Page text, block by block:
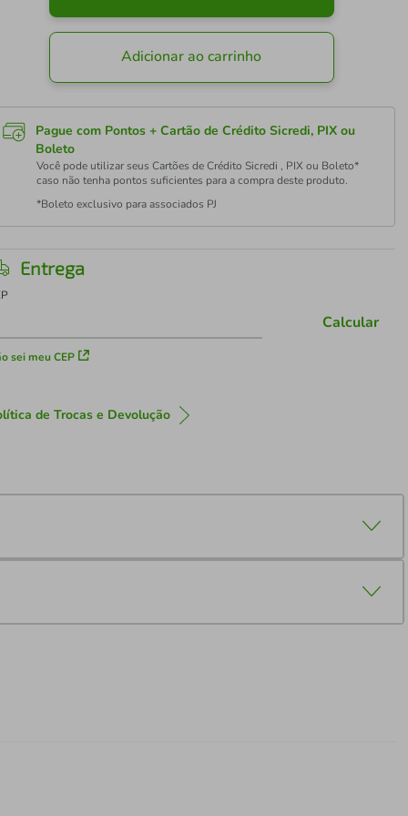
Adicionar ao carrinho
Pague com Pontos + Cartão de Crédito Sicredi, PIX ou
Boleto
Você pode utilizar seus Cartões de Crédito Sicredi , PIX ou Boleto*
caso não tenha pontos suficientes para a compra deste produto.
*Boleto exclusivo para associados PJ
Entrega
sei meu CEP
Calcular
de Trocas e Devolução